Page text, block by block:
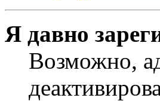
Я давно
Возможно,